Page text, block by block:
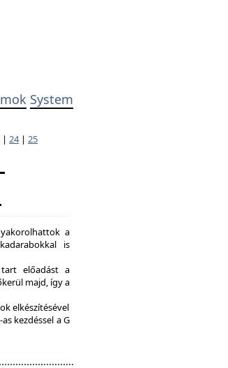
System
| 24| 25
a
is
tart előadást a
majd, így a
elkészítésével
kezdéssel a G